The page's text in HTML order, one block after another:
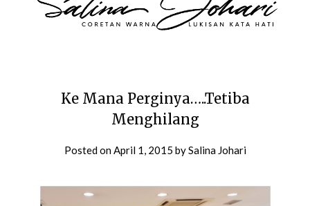
Ke Mana Perginya…..Tetiba
Menghilang
Posted onApril 1, 2015 bySalina Johari